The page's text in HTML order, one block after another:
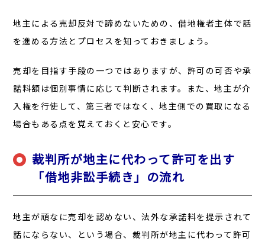
地主による売却反対で諦めないための、借地権者主体で話
を進める方法とプロセスを知っておきましょう。
売却を目指す手段の一つではありますが、許可の可否や承
諾料額は個別事情に応じて判断されます。また、地主が介
入権を行使して、第三者ではなく、地主側での買取になる
場合もある点を覚えておくと安心です。
裁判所が地主に代わって許可を出す
「借地非訟手続き」の流れ
地主が頑なに売却を認めない、法外な承諾料を提示されて
話にならない、という場合、裁判所が地主に代わって許可